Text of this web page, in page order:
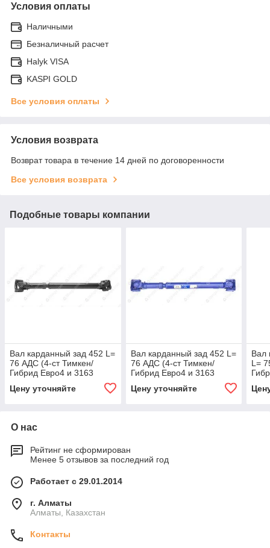
Условия оплаты
Наличными
Безналичный расчет
Halyk VISA
KASPI GOLD
Все условия оплаты
Условия возврата
Возврат товара в течение 14 дней по договоренности
Все условия возврата
Подобные товары компании
Вал карданный зад 452 L=
76 АДС (4-ст Тимкен/
Гибрид Евро4 и 3163
Цену уточняйте
Вал карданный зад 452 L=
76 АДС (4-ст Тимкен/
Гибрид Евро4 и 3163
(гарантия 4 года)
Цену уточняйте
Вал
L=
О нас
Рейтинг не сформирован
Менее 5 отзывов за последний год
Работает с 29.01.2014
г. Алматы
Алматы, Казахстан
Контакты